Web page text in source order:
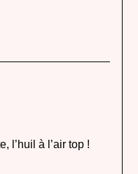
l’huil à l’air top !